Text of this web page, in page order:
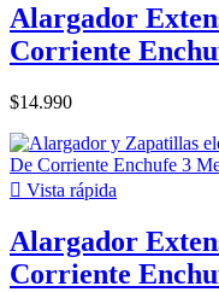
Alargador
Corriente
$14.990
 Vista rápida
Alargador
Corriente